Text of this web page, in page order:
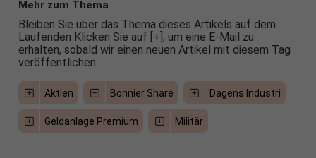
Mehr zum Thema
Bleiben Sie über das Thema dieses Artikels auf dem
Laufenden Klicken Sie auf [+], um eine E-Mail zu
erhalten, sobald wir einen neuen Artikel mit diesem Tag
veröffentlichen
Aktien Bonnier Share Dagens Industri
Geldanlage Premium Militär